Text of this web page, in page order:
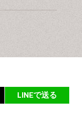
LINEで送る